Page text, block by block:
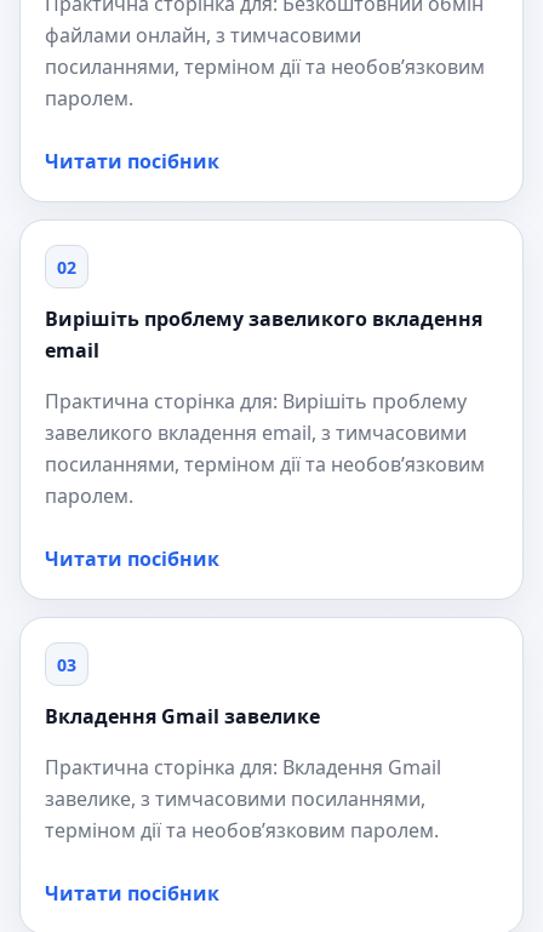
файлами онлайн, з тимчасовими
посиланнями, терміном дії та необов’язковим
паролем.
Читати посібник
02
Вирішіть проблему завеликого вкладення
email
Практична сторінка для: Вирішіть проблему
завеликого вкладення email, з тимчасовими
посиланнями, терміном дії та необов’язковим
паролем.
Читати посібник
03
Вкладення Gmail завелике
Практична сторінка для: Вкладення Gmail
завелике, з тимчасовими посиланнями,
терміном дії та необов’язковим паролем.
Читати посібник